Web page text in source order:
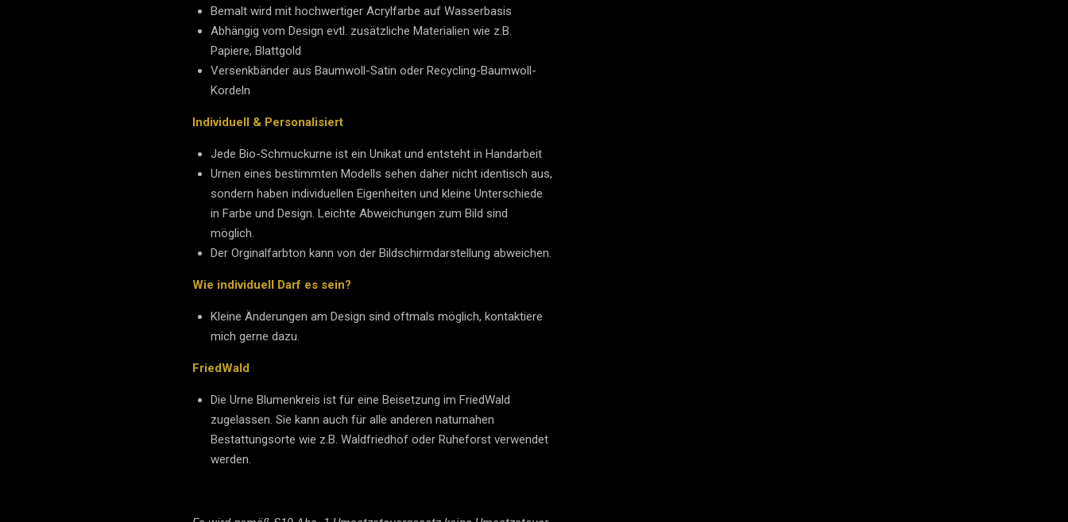
Bemalt wird mit hochwertiger Acrylfarbe auf Wasserbasis
Abhängig vom Design evtl. zusätzliche Materialien wie z.B.
Papiere, Blattgold
Versenkbänder aus Baumwoll-Satin oder Recycling-Baumwoll-
Kordeln
Individuell & Personalisiert
Jede Bio-Schmuckurne ist ein Unikat und entsteht in Handarbeit
Urnen eines bestimmten Modells sehen daher nicht identisch aus,
sondern haben individuellen Eigenheiten und kleine Unterschiede
in Farbe und Design. Leichte Abweichungen zum Bild sind
möglich.
Der Orginalfarbton kann von der Bildschirmdarstellung abweichen.
Wie individuell Darf es sein?
Kleine Änderungen am Design sind oftmals möglich, kontaktiere
mich gerne dazu.
FriedWald
Die Urne Blumenkreis ist für eine Beisetzung im FriedWald
zugelassen. Sie kann auch für alle anderen naturnahen
Bestattungsorte wie z.B. Waldfriedhof oder Ruheforst verwendet
werden.